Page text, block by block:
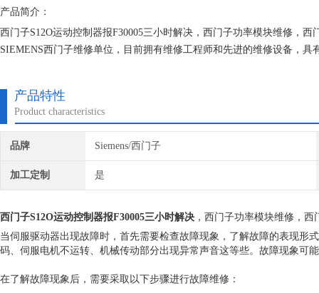
产品简介：
西门子S12O运动控制器报F30005三小时解决，西门子功率模块维修，
SIEMENS西门子维修单位，目前拥有维修工程师和先进的维修设备，
产品特性
Product characteristics
品牌 Siemens/西门子
加工定制 是
西门子S12O运动控制器报F30005三小时解决 ，西门子功率模块维修，西
当伺服驱动器出现故障时，首先需要检查故障现象，了解故障的表现形
码、伺服电机不运转、机械传动部分出现异常声音这等些。故障现象可
在了解故障现象后，需要采取以下步骤进行故障维修：